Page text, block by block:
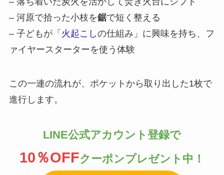
– 河原で拾った小枝を鋸で短く整える
– 子どもが「 火起こしの仕組み」に興味を持ち、フ
ァイヤースターターを使う体験
この一連の流れが、ポケットから取り出した1枚で
進行します。
LINE公式アカウント登録で
10％OFFクーポンプレゼント中！